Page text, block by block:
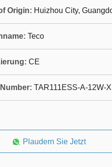
Origin: Huizhou City,
Teco
CE
TAR111ESS-A-12W-
Plaudern Sie Jetzt